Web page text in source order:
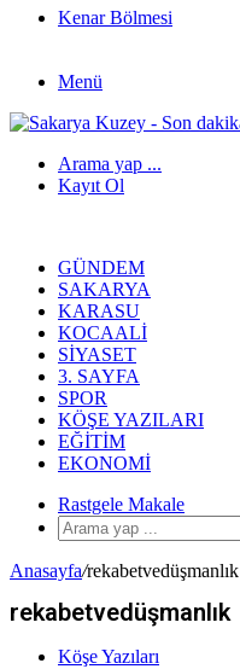
Kenar Bölmesi
Menü
Arama yap ...
Kayıt Ol
GÜNDEM
SAKARYA
KARASU
KOCAALI
SIYASET
3. SAYFA
SPOR
KÖŞE YAZILARI
EĞITIM
EKONOMI
Rastgele Makale
Anasayfa/rekabetvedüşmanlık
rekabetvedüşmanlık
Köşe Yazıları